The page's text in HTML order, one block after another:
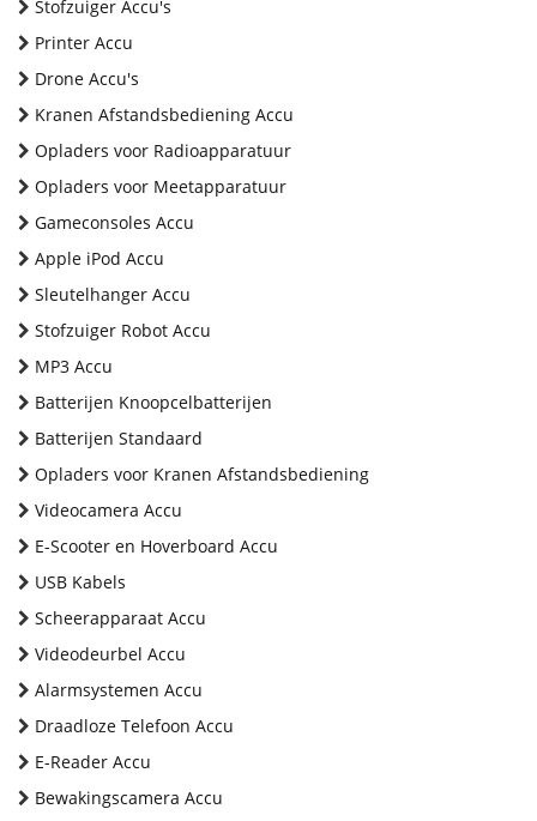
Stofzuiger Accu's
Printer Accu
Drone Accu's
Kranen Afstandsbediening Accu
Opladers voor Radioapparatuur
Opladers voor Meetapparatuur
Gameconsoles Accu
Apple iPod Accu
Sleutelhanger Accu
Stofzuiger Robot Accu
MP3 Accu
Batterijen Knoopcelbatterijen
Batterijen Standaard
Opladers voor Kranen Afstandsbediening
Videocamera Accu
E-Scooter en Hoverboard Accu
USB Kabels
Scheerapparaat Accu
Videodeurbel Accu
Alarmsystemen Accu
Draadloze Telefoon Accu
E-Reader Accu
Bewakingscamera Accu